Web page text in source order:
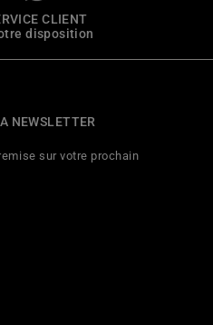
CLIENT
disposition
NEWSLETTER
sur votre prochain